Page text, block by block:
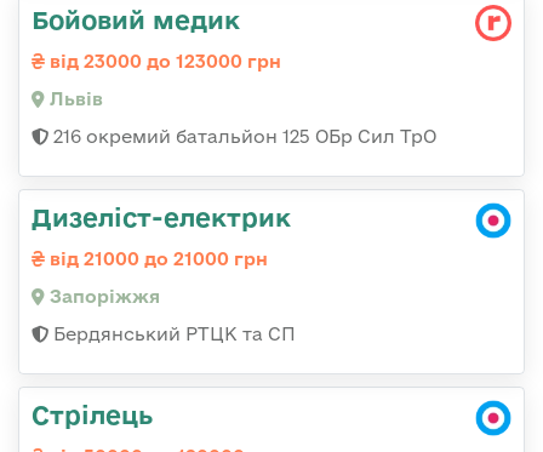
Бойовий медик
від 23000 до 123000 грн
Львів
216 окремий батальйон 125 ОБр Сил ТрО
Дизеліст-електрик
від 21000 до 21000 грн
Запоріжжя
Бердянський РТЦК та СП
Стрілець